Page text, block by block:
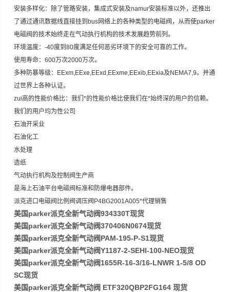
安装多样化：除了管路安装，集成式安装及namur安装标准以外，还推出
了通过通讯数据线直接挂到bus网络上的各种类型的电磁阀，从而使parker
电磁阀的技术始终走在气动执行机构的技术发展趋势前列。
环境温度：-40度到80度满足任何恶劣环境下的安全可靠的工作。
使用寿命：600万次2000万次。
多种防暴等级：EExm,EExe,EExd,EExme,EExib,EExia及NEMA7,9。并通
过世界上各种认证。
zui高的性能价格比：我们*的性能价格比使我们在*始终深的用户的信赖。
我们的用户均为性公司
石油开采业
石油化工
水处理
造纸
气动执行机构及控制阀生产商
是海上石油平台电磁阀标准和防爆电器部件。
派克进口电磁阀比例阀调压阀P4BG2001A005*代理销售
美国parker派克全新气动阀934330T现货
美国parker派克全新气动阀370406N0674现货
美国parker派克全新气动阀PAM-195-P-S1现货
美国parker派克全新气动阀Y1187-2-SEHI-100-NEO现货
美国parker派克全新气动阀1655R-16-3/16-LNWR 1-5/8 OD
SC现货
美国parker派克全新气动阀 ETF320QBP2FG164 现货